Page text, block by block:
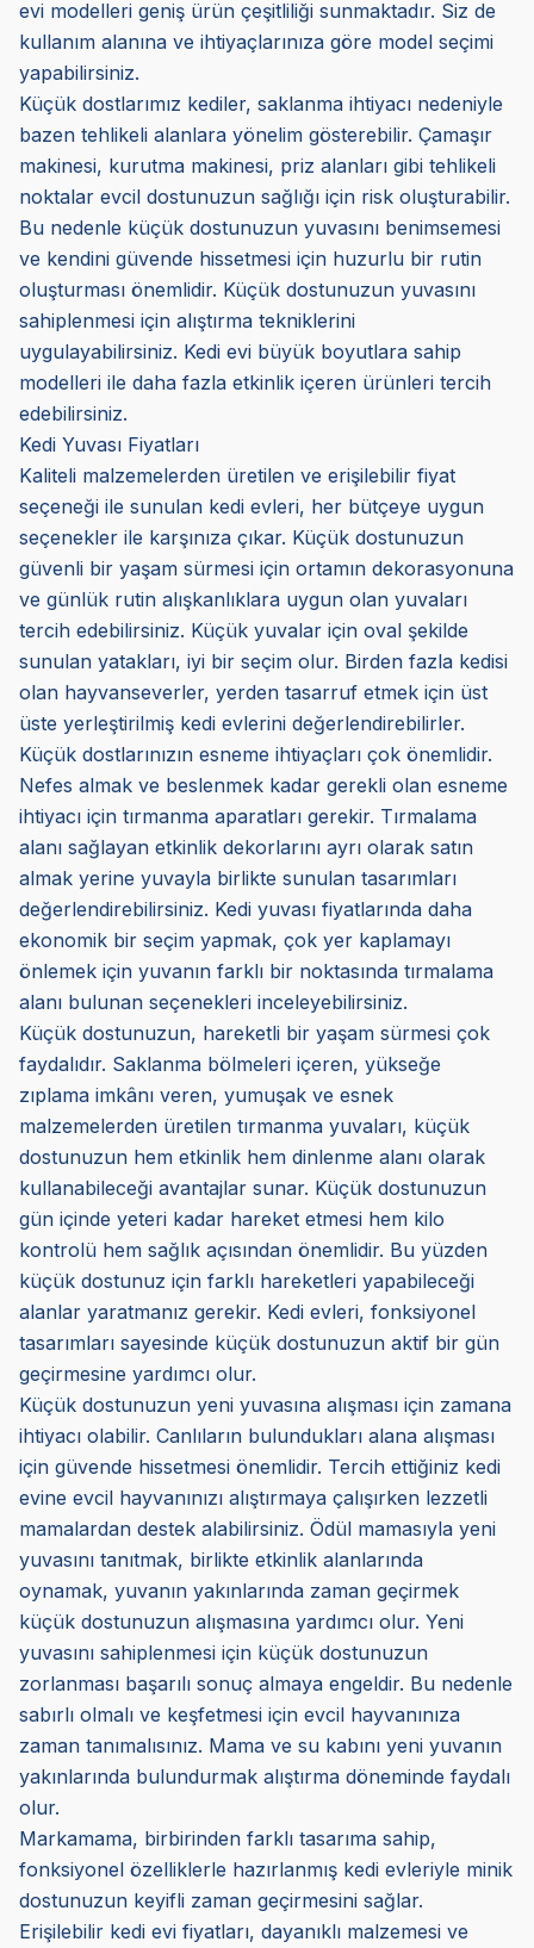
evi modelleri geniş ürün çeşitliliği sunmaktadır. Siz de
kullanım alanına ve ihtiyaçlarınıza göre model seçimi
yapabilirsiniz.
Küçük dostlarımız kediler, saklanma ihtiyacı nedeniyle
bazen tehlikeli alanlara yönelim gösterebilir. Çamaşır
makinesi, kurutma makinesi, priz alanları gibi tehlikeli
noktalar evcil dostunuzun sağlığı için risk oluşturabilir.
Bu nedenle küçük dostunuzun yuvasını benimsemesi
ve kendini güvende hissetmesi için huzurlu bir rutin
oluşturması önemlidir. Küçük dostunuzun yuvasını
sahiplenmesi için alıştırma tekniklerini
uygulayabilirsiniz. Kedi evi büyük boyutlara sahip
modelleri ile daha fazla etkinlik içeren ürünleri tercih
edebilirsiniz.
Kedi Yuvası Fiyatları
Kaliteli malzemelerden üretilen ve erişilebilir fiyat
seçeneği ile sunulan kedi evleri, her bütçeye uygun
seçenekler ile karşınıza çıkar. Küçük dostunuzun
güvenli bir yaşam sürmesi için ortamın dekorasyonuna
ve günlük rutin alışkanlıklara uygun olan yuvaları
tercih edebilirsiniz. Küçük yuvalar için oval şekilde
sunulan yatakları, iyi bir seçim olur. Birden fazla kedisi
olan hayvanseverler, yerden tasarruf etmek için üst
üste yerleştirilmiş kedi evlerini değerlendirebilirler.
Küçük dostlarınızın esneme ihtiyaçları çok önemlidir.
Nefes almak ve beslenmek kadar gerekli olan esneme
ihtiyacı için tırmanma aparatları gerekir. Tırmalama
alanı sağlayan etkinlik dekorlarını ayrı olarak satın
almak yerine yuvayla birlikte sunulan tasarımları
değerlendirebilirsiniz. Kedi yuvası fiyatlarında daha
ekonomik bir seçim yapmak, çok yer kaplamayı
önlemek için yuvanın farklı bir noktasında tırmalama
alanı bulunan seçenekleri inceleyebilirsiniz.
Küçük dostunuzun, hareketli bir yaşam sürmesi çok
faydalıdır. Saklanma bölmeleri içeren, yükseğe
zıplama imkânı veren, yumuşak ve esnek
malzemelerden üretilen tırmanma yuvaları, küçük
dostunuzun hem etkinlik hem dinlenme alanı olarak
kullanabileceği avantajlar sunar. Küçük dostunuzun
gün içinde yeteri kadar hareket etmesi hem kilo
kontrolü hem sağlık açısından önemlidir. Bu yüzden
küçük dostunuz için farklı hareketleri yapabileceği
alanlar yaratmanız gerekir. Kedi evleri, fonksiyonel
tasarımları sayesinde küçük dostunuzun aktif bir gün
geçirmesine yardımcı olur.
Küçük dostunuzun yeni yuvasına alışması için zamana
ihtiyacı olabilir. Canlıların bulundukları alana alışması
için güvende hissetmesi önemlidir. Tercih ettiğiniz kedi
evine evcil hayvanınızı alıştırmaya çalışırken lezzetli
mamalardan destek alabilirsiniz. Ödül mamasıyla yeni
yuvasını tanıtmak, birlikte etkinlik alanlarında
oynamak, yuvanın yakınlarında zaman geçirmek
küçük dostunuzun alışmasına yardımcı olur. Yeni
yuvasını sahiplenmesi için küçük dostunuzun
zorlanması başarılı sonuç almaya engeldir. Bu nedenle
sabırlı olmalı ve keşfetmesi için evcil hayvanınıza
zaman tanımalısınız. Mama ve su kabını yeni yuvanın
yakınlarında bulundurmak alıştırma döneminde faydalı
olur.
Markamama, birbirinden farklı tasarıma sahip,
fonksiyonel özelliklerle hazırlanmış kedi evleriyle minik
dostunuzun keyifli zaman geçirmesini sağlar.
Erişilebilir kedi evi fiyatları, dayanıklı malzemesi ve